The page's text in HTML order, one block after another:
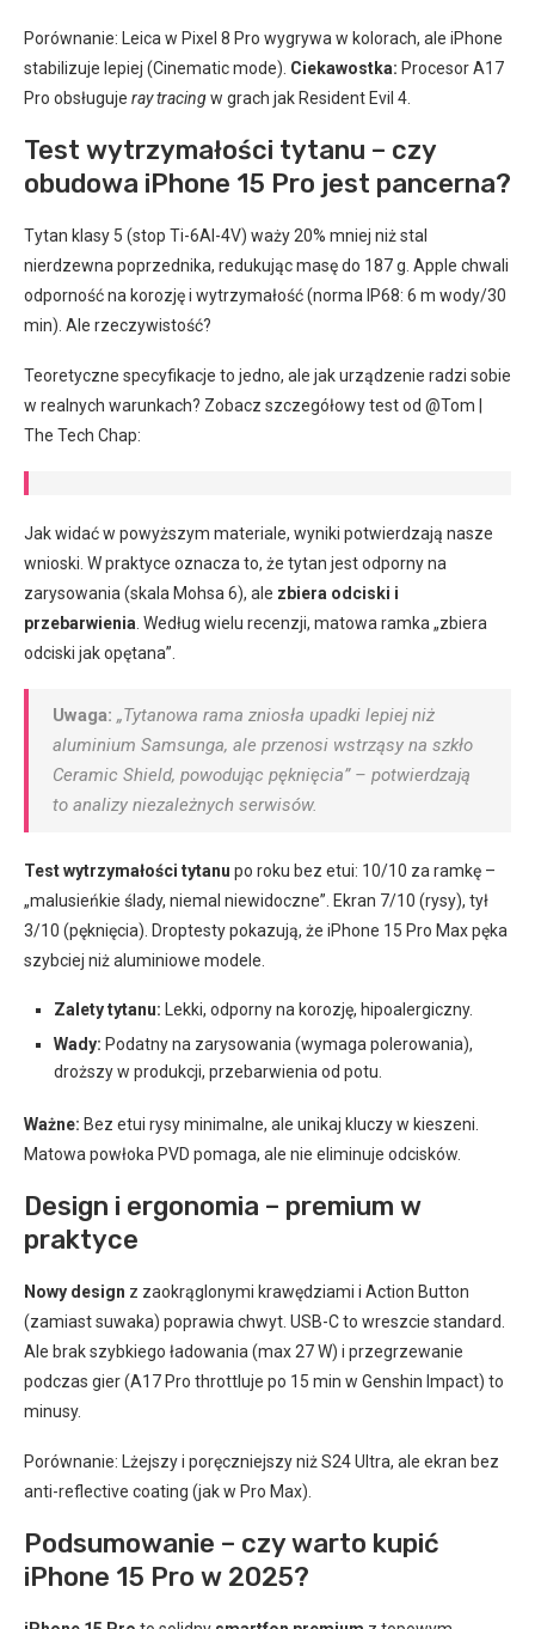
Porównanie: Leica w Pixel 8 Pro wygrywa w kolorach, ale iPhone
stabilizuje lepiej (Cinematic mode). Ciekawostka: Procesor A17
Pro obsługuje ray tracingw grach jak Resident Evil 4.
Test wytrzymałości tytanu – czy
obudowa iPhone 15 Pro jest pancerna?
Tytan klasy 5 (stop Ti-6Al-4V) waży 20% mniej niż stal
nierdzewna poprzednika, redukując masę do 187 g. Apple chwali
odporność na korozję i wytrzymałość (norma IP68: 6 m wody/30
min). Ale rzeczywistość?
Teoretyczne specyfikacje to jedno, ale jak urządzenie radzi sobie
w realnych warunkach? Zobacz szczegółowy test od @Tom |
The Tech Chap:
Jak widać w powyższym materiale, wyniki potwierdzają nasze
wnioski. W praktyce oznacza to, że tytan jest odporny na
zarysowania (skala Mohsa 6), ale zbiera odciski i
przebarwienia . Według wielu recenzji, matowa ramka „zbiera
odciski jak opętana”.
Uwaga: „Tytanowa rama zniosła upadki lepiej niż
aluminium Samsunga, ale przenosi wstrząsy na szkło
Ceramic Shield, powodując pęknięcia” – potwierdzają
to analizy niezależnych serwisów.
Test wytrzymałości tytanu po roku bez etui: 10/10 za ramkę –
„malusieńkie ślady, niemal niewidoczne”. Ekran 7/10 (rysy), tył
3/10 (pęknięcia). Droptesty pokazują, że iPhone 15 Pro Max pęka
szybciej niż aluminiowe modele.
Zalety tytanu: Lekki, odporny na korozję, hipoalergiczny.
Wady: Podatny na zarysowania (wymaga polerowania),
droższy w produkcji, przebarwienia od potu.
Ważne: Bez etui rysy minimalne, ale unikaj kluczy w kieszeni.
Matowa powłoka PVD pomaga, ale nie eliminuje odcisków.
Design i ergonomia – premium w
praktyce
Nowy design z zaokrąglonymi krawędziami i Action Button
(zamiast suwaka) poprawia chwyt. USB-C to wreszcie standard.
Ale brak szybkiego ładowania (max 27 W) i przegrzewanie
podczas gier (A17 Pro throttluje po 15 min w Genshin Impact) to
minusy.
Porównanie: Lżejszy i poręczniejszy niż S24 Ultra, ale ekran bez
anti-reflective coating (jak w Pro Max).
Podsumowanie – czy warto kupić
iPhone 15 Pro w 2025?